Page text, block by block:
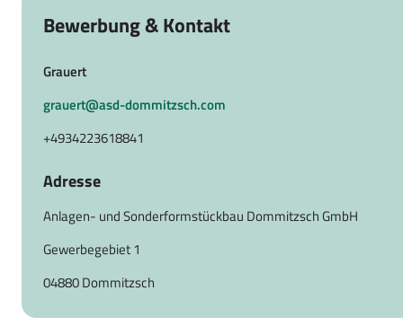
Bewerbung & Kontakt
Grauert
grauert@asd-dommitzsch.com
+4934223618841
Adresse
Anlagen- und Sonderformstückbau Dommitzsch GmbH
Gewerbegebiet 1
04880 Dommitzsch